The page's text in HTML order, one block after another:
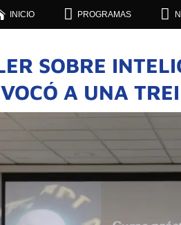
INICIO  PROGRAMAS 
SOBRE
A UNA